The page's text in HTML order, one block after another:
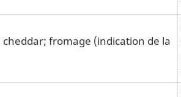
cheddar; fromage (indication de la